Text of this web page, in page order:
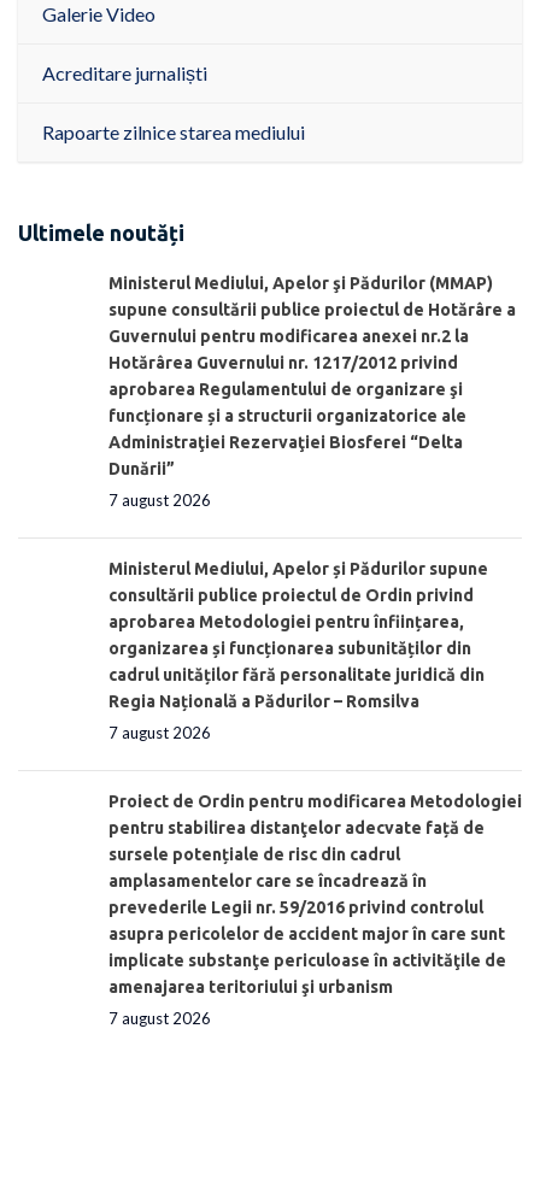
Galerie Video
Acreditare jurnaliști
Rapoarte zilnice starea mediului
Ultimele noutăți
Ministerul Mediului, Apelor şi Pădurilor (MMAP)
supune consultării publice proiectul de Hotărâre a
Guvernului pentru modificarea anexei nr.2 la
Hotărârea Guvernului nr. 1217/2012 privind
aprobarea Regulamentului de organizare şi
funcționare și a structurii organizatorice ale
Administraţiei Rezervaţiei Biosferei “Delta
Dunării”
7 august 2026
Ministerul Mediului, Apelor și Pădurilor supune
consultării publice proiectul de Ordin privind
aprobarea Metodologiei pentru înființarea,
organizarea și funcționarea subunităților din
cadrul unităților fără personalitate juridică din
Regia Națională a Pădurilor – Romsilva
7 august 2026
Proiect de Ordin pentru modificarea Metodologiei
pentru stabilirea distanţelor adecvate față de
sursele potențiale de risc din cadrul
amplasamentelor care se încadrează în
prevederile Legii nr. 59/2016 privind controlul
asupra pericolelor de accident major în care sunt
implicate substanţe periculoase în activităţile de
amenajarea teritoriului şi urbanism
7 august 2026